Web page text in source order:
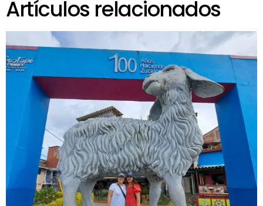
Artículos relacionados